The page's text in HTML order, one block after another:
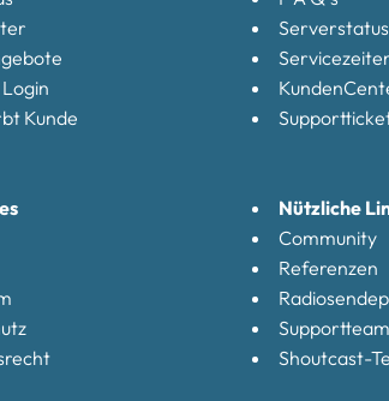
Kunde
Serverstatus
Nützliche
Community
Referenzen
Shoutcast-